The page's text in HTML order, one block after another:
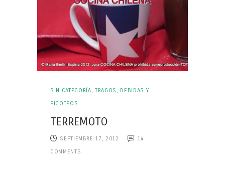
SIN CATEGORÍA, TRAGOS, BEBIDAS Y
PICOTEOS
TERREMOTO
SEPTIEMBRE 17, 2012
14
COMMENTS